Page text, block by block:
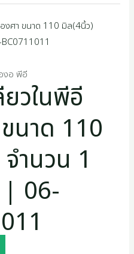
งอ พีอี
วในพีอี
นาด 110
ำนวน 1
06-